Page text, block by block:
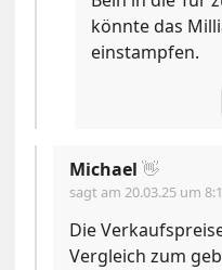
könnte das
einstampfen.
Michael 👋
sagt am20.03.25 um
Die
Vergleich zum